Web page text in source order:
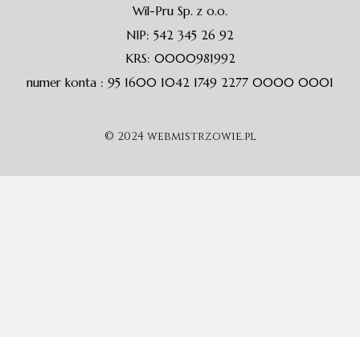
Wil-Pru Sp. z o.o.
NIP: 542 345 26 92
KRS: 0000981992
numer konta : 95 1600 1042 1749 2277 0000 0001
© 2024 webmistrzowie.pl